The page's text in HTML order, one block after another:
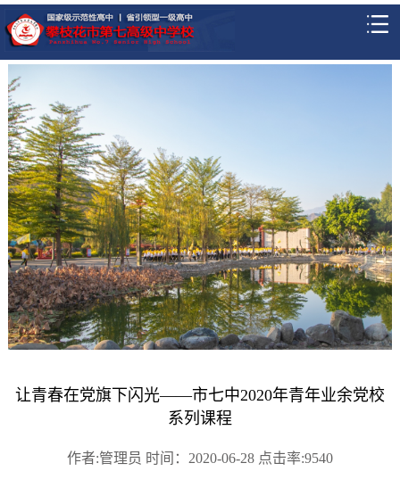
让青春在党旗下闪光——市七中2020年青年业余党校
系列课程
作者:管理员 时间：2020-06-28 点击率:9540